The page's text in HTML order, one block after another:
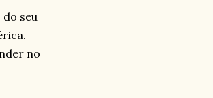
seu
no